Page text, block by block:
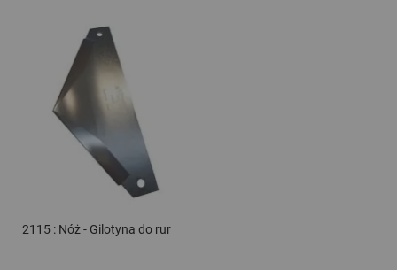
2115 : Nóż - Gilotyna do rur